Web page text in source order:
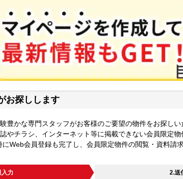
お探しします
豊かな専門スタッフがお客様のご要望の物件をお探しい
やチラシ、インターネット等に掲載できない会員限定物
Web会員登録も完了し、会員限定物件の閲覧・資料請
入力 2.送